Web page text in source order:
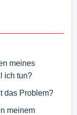
meines
ich tun?
das Problem?
meinem